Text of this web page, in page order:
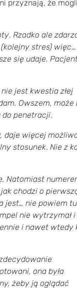
przyznają, że
. Rzadko ale
stres) więc…
się udaje.
jest kwestia złej
Owszem, może
do penetracji.
daje więcej
stosunek. Nie z
Natomiast
chodzi o
jest… nie powiem
nie wytrzymał i
i nawet wtedy
ona była
żeby ją oglądać